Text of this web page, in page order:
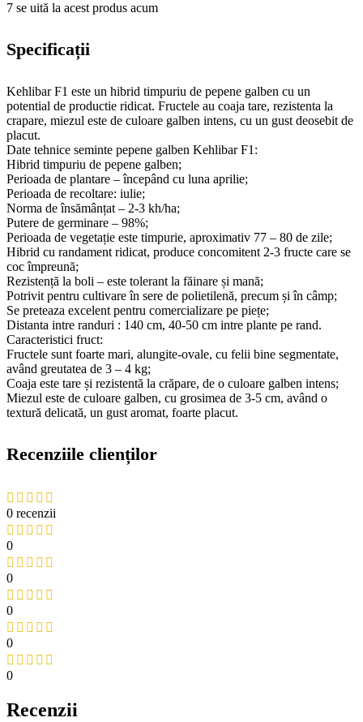
7 se uită la acest produs acum
Specificații
Kehlibar F1 este un hibrid timpuriu de pepene galben cu un
potential de productie ridicat. Fructele au coaja tare, rezistenta la
crapare, miezul este de culoare galben intens, cu un gust deosebit de
placut.
Date tehnice seminte pepene galben Kehlibar F1:
Hibrid timpuriu de pepene galben;
Perioada de plantare – începând cu luna aprilie;
Perioada de recoltare: iulie;
Norma de însămânțat – 2-3 kh/ha;
Putere de germinare – 98%;
Perioada de vegetație este timpurie, aproximativ 77 – 80 de zile;
Hibrid cu randament ridicat, produce concomitent 2-3 fructe care se
coc împreună;
Rezistență la boli – este tolerant la făinare și mană;
Potrivit pentru cultivare în sere de polietilenă, precum și în câmp;
Se preteaza excelent pentru comercializare pe piețe;
Distanta intre randuri : 140 cm, 40-50 cm intre plante pe rand.
Caracteristici fruct:
Fructele sunt foarte mari, alungite-ovale, cu felii bine segmentate,
având greutatea de 3 – 4 kg;
Coaja este tare și rezistentă la crăpare, de o culoare galben intens;
Miezul este de culoare galben, cu grosimea de 3-5 cm, având o
textură delicată, un gust aromat, foarte placut.
Recenziile clienților
0 recenzii
0
0
0
0
0
Recenzii